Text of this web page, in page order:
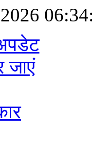
जाएं